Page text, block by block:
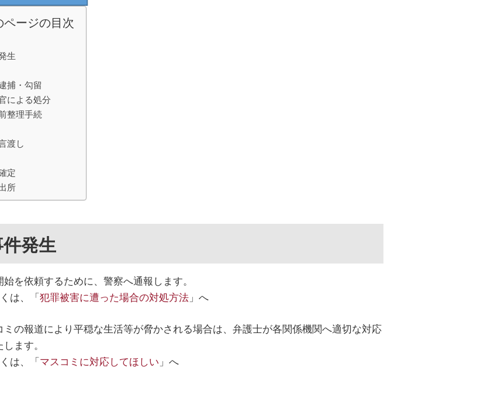
ページの目次
生
捕・勾留
による処分
整理手続
渡し
定
所
発生
始を依頼するために、警察へ通報します。
は、「犯罪被害に遭った場合の対処方法 」へ
ミの報道により平穏な生活等が脅かされる場合は、弁護士が各関係機関へ適切な対応
ます。
は、「マスコミに対応してほしい 」へ